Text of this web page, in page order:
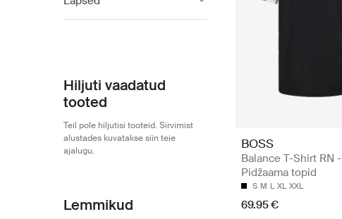
BOSS 997
Hiljuti vaadatud
tooted
Teil pole hiljutisi tooteid. Sirvimist
alustades kuvatakse siin teie
ajalugu.
Lemmikud
BOSS
Balance T-Shirt RN -
Pidžaama topid
S M L XL XXL
69.95 €